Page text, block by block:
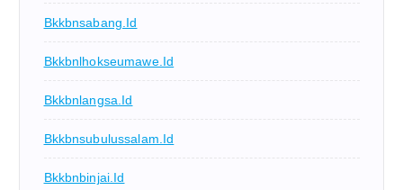
Bkkbnsabang.id
Bkkbnlhokseumawe.id
Bkkbnlangsa.id
Bkkbnsubulussalam.id
Bkkbnbinjai.id